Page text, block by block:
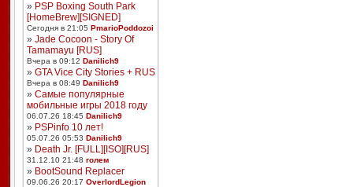
» PSP Boxing South Park
[HomeBrew][SIGNED]
Сегодня в 21:05 PmarioPoddozoi
» Jade Cocoon - Story Of
Tamamayu [RUS]
Вчера в 09:12 Danilich9
» GTA Vice City Stories + RUS
Вчера в 08:49 Danilich9
» Самые популярные
мобильные игры 2018 году
06.07.26 18:45 Danilich9
» PSPinfo 10 лет!
05.07.26 05:53 Danilich9
» Death Jr. [FULL][ISO][RUS]
31.12.10 21:48 голем
» BootSound Replacer
09.06.26 20:17 OverlordLegion